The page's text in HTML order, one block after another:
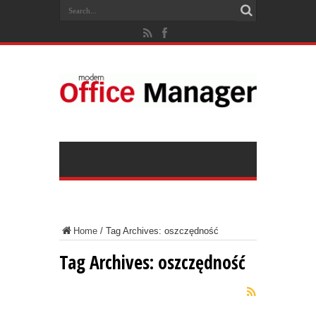
Home / Tag Archives: oszczędność
Tag Archives: oszczędność